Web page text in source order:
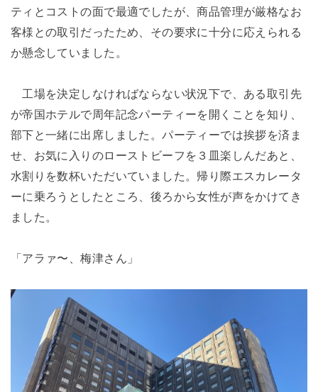
ティとコストの面で最適でしたが、商品管理が厳格なお
客様との取引だったため、その要求に十分に応えられる
か懸念していました。
工場を決定しなければならない状況下で、ある取引先
が帝国ホテルで周年記念パーティーを開くことを知り、
部下と一緒に出席しました。パーティーでは挨拶を済ま
せ、お気に入りのローストビーフを３皿楽しんだあと、
水割りを数杯いただいていました。帰り際エスカレータ
ーに乗ろうとしたところ、後ろから女性が声をかけてき
ました。
「アラァ〜、梅津さん」